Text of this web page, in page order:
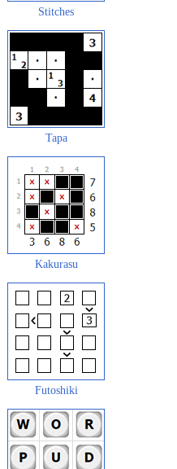
Stitches
Tapa
Kakurasu
Futoshiki